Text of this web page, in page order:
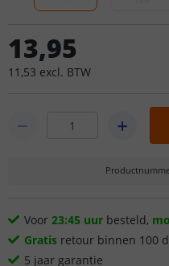
13,95
11 ,53 excl. BTW
Voor 23:45 uur besteld,
Gratis retour binnen 100
5 jaar garantie